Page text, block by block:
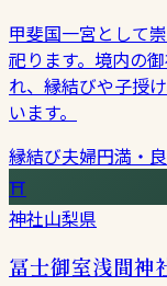
甲斐国一宮として
祀ります。境内の
れ、縁結びや子授
います。
縁結び夫婦円満・
⛩
神社山梨県
冨士御室浅間神